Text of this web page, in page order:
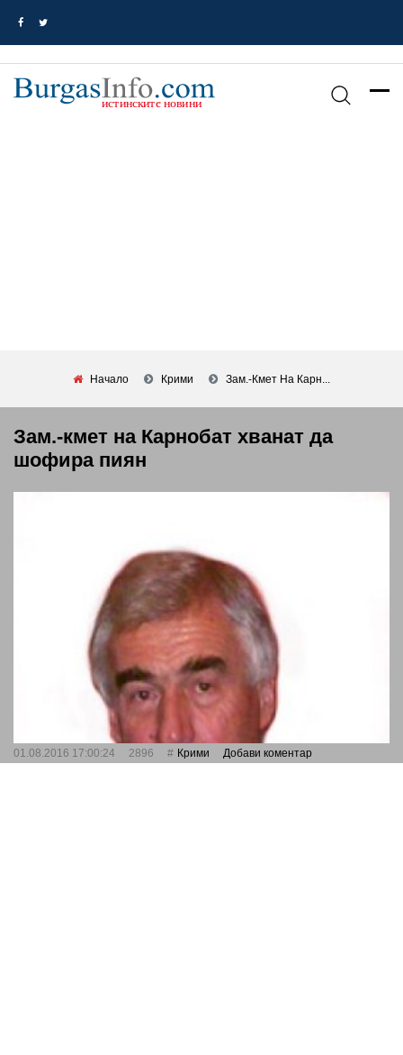
Начало Крими Зам.-Кмет На Карн...
Зам.-кмет на Карнобат хванат да
шофира пиян
01.08.2016 17:00:24 2896 Крими Добави коментар